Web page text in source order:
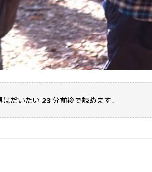
はだいたい 23 分前後で読めます。